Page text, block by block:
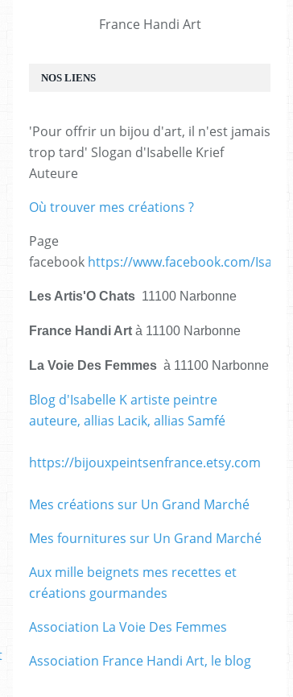
France Handi Art
NOS LIENS
'Pour offrir un bijou d'art, il n'est jamais
trop tard' Slogan d'Isabelle Krief
Auteure
Où trouver mes créations ?
Page
facebook https://www.facebook.com/
Les Artis'O Chats 11100 Narbonne
France Handi Art à 11100 Narbonne
La Voie Des Femmes à 11100 Narbonne
Blog d'Isabelle K artiste peintre
auteure, allias Lacik, allias Samfé
https://bijouxpeintsenfrance.etsy.com
Mes créations sur Un Grand Marché
Mes fournitures sur Un Grand Marché
Aux mille beignets mes recettes et
créations gourmandes
Association La Voie Des Femmes
Association France Handi Art, le blog